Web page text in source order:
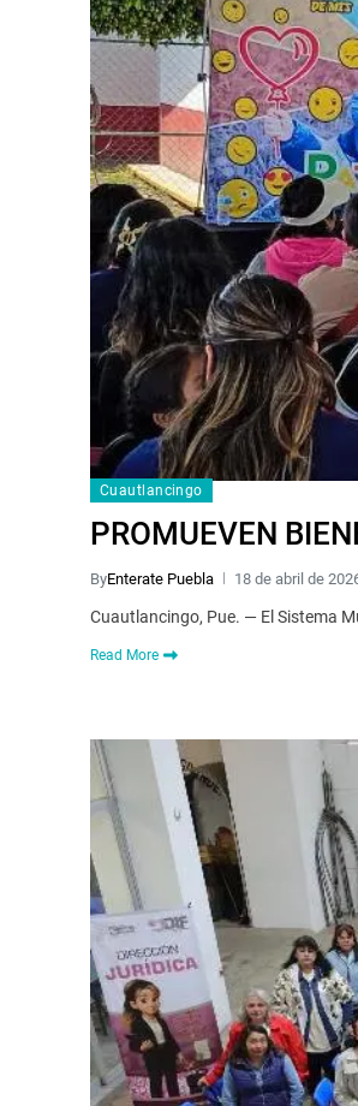
Cuautlancingo
PROMUEVEN
ByEnterate Puebla 18 de abril de
Cuautlancingo, Pue. — El Sistema
Read More